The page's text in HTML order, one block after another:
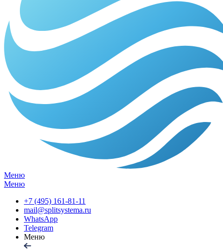
Меню
Меню
+7 (495) 161-81-11
mail@splitsystema.ru
WhatsApp
Telegram
Меню